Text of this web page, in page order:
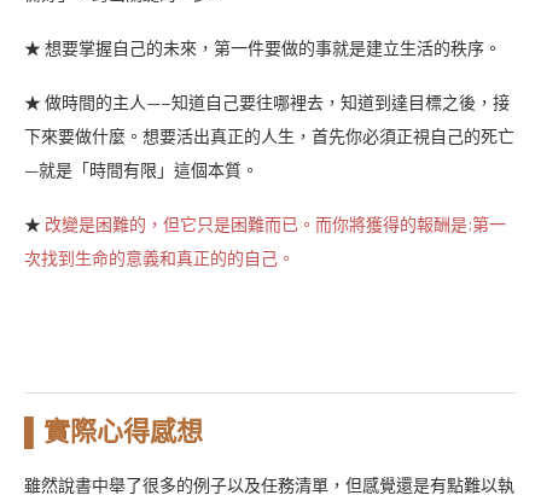
★ 想要掌握自己的未來，第一件要做的事就是建立生活的秩序。
★ 做時間的主人—–知道自己要往哪裡去，知道到達目標之後，接
下來要做什麼。想要活出真正的人生，首先你必須正視自己的死亡
—就是「時間有限」這個本質。
★ 改變是困難的，但它只是困難而已。而你將獲得的報酬是:第一
次找到生命的意義和真正的的自己。
▌實際心得感想
雖然說書中舉了很多的例子以及任務清單，但感覺還是有點難以執